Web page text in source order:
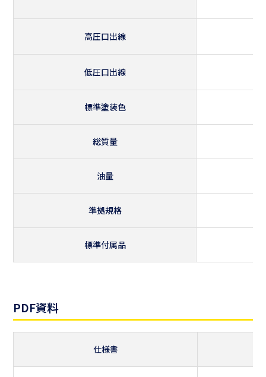
高圧口出線
低圧口出線
標準塗装色
総質量
油量
準拠規格
標準付属品
PDF資料
仕様書